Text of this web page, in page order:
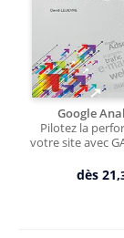
Google
Pilotez la
votre site avec
dès 21,